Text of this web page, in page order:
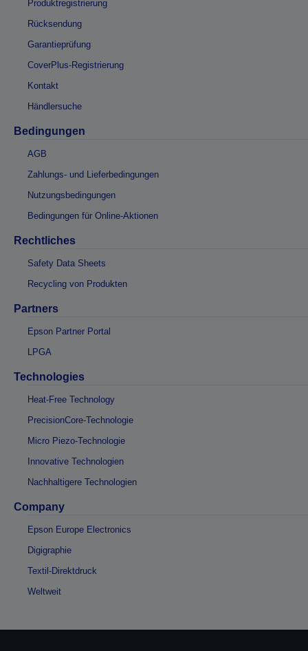
Produktregistrierung
Rücksendung
Garantieprüfung
CoverPlus-Registrierung
Kontakt
Händlersuche
Bedingungen
AGB
Zahlungs- und Lieferbedingungen
Nutzungsbedingungen
Bedingungen für Online-Aktionen
Rechtliches
Safety Data Sheets
Recycling von Produkten
Partners
Epson Partner Portal
LPGA
Technologies
Heat-Free Technology
PrecisionCore-Technologie
Micro Piezo-Technologie
Innovative Technologien
Nachhaltigere Technologien
Company
Epson Europe Electronics
Digigraphie
Textil-Direktdruck
Weltweit